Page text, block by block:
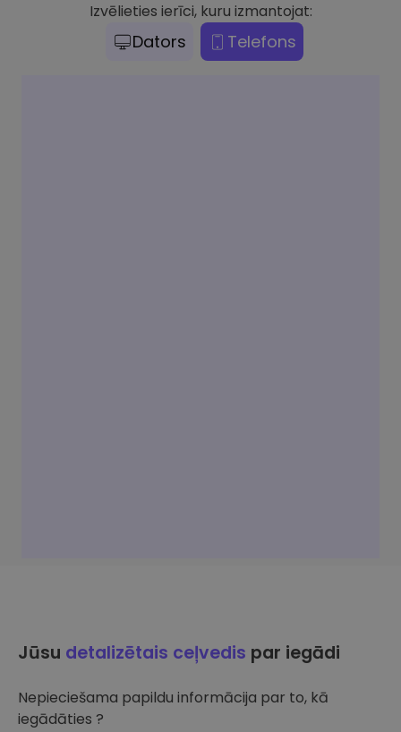
Izvēlieties ierīci, kuru izmantojat:
Dators Telefons
Jūsu detalizētais ceļvedis par iegādi
Nepieciešama papildu informācija par to, kā
iegādāties ?